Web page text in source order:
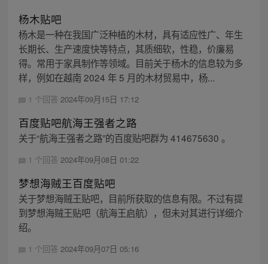
杨木贴吧
杨木是一种在我国广泛种植的木材，具有适应性广、年生
长期长、生产速度快等特点，其质细软，性稳，价廉易
得。常用于家具制作等领域。目前关于杨木的信息较为多
样，例如在越南 2024 年 5 月的木材贸易中，杨...
1 个回答 2024年09月15日 17:12
百度贴吧航海王强者之路
关于“航海王强者之路”的百度贴吧群为 414675630 。
1 个回答 2024年09月08日 01:22
梦想海贼王百度贴吧
关于梦想海贼王贴吧，目前所获取的信息有限。不过有提
到梦想海贼王贴吧（航海王启航），但未对其进行详细介
绍。
1 个回答 2024年09月07日 05:16